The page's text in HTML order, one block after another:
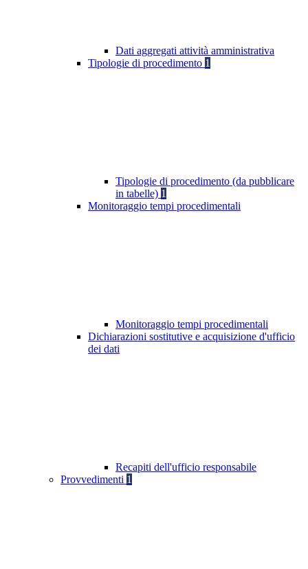
Dati aggregati attività amministrativa
Tipologie di procedimento 1
Tipologie di procedimento (da pubblicare
in tabelle) 1
Monitoraggio tempi procedimentali
Monitoraggio tempi procedimentali
Dichiarazioni sostitutive e acquisizione d'ufficio
dei dati
Recapiti dell'ufficio responsabile
Provvedimenti 1